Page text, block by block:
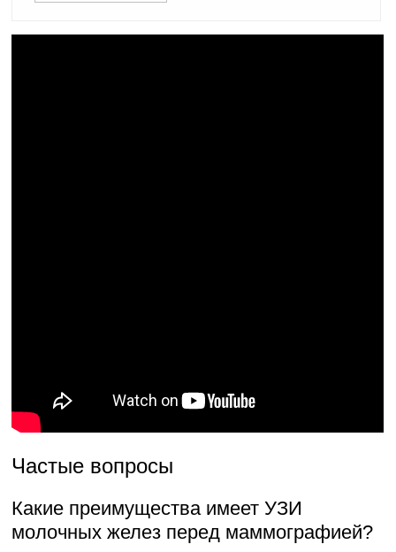
Частые вопросы
Какие преимущества имеет УЗИ
молочных желез перед маммографией?